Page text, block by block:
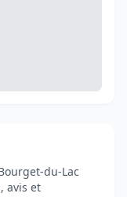
du-Lac
avis et